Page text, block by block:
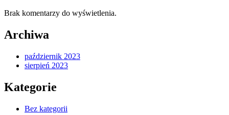
Brak komentarzy do wyświetlenia.
Archiwa
październik 2023
sierpień 2023
Kategorie
Bez kategorii